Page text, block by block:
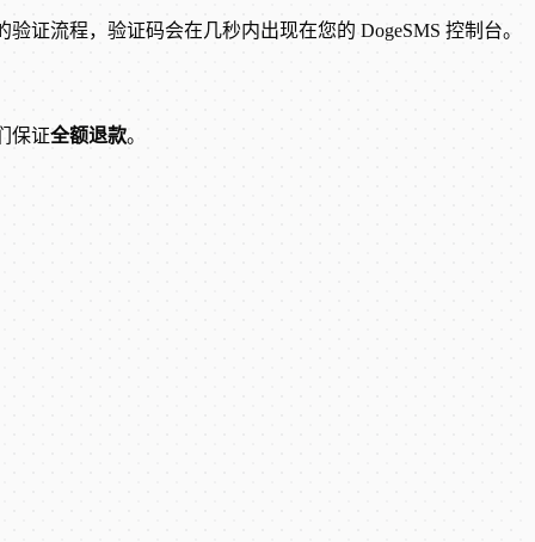
证流程，验证码会在几秒内出现在您的 DogeSMS 控制台。
保证全额退款。